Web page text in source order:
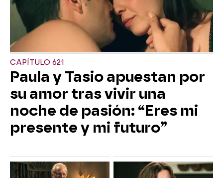
CAPÍTULO 621
Paula y Tasio apuestan por
su amor tras vivir una
noche de pasión: “Eres mi
presente y mi futuro”